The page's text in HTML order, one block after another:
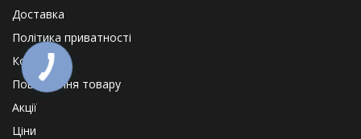
Доставка
Політика приватності
Контакти
Повернення товару
Акції
Ціни